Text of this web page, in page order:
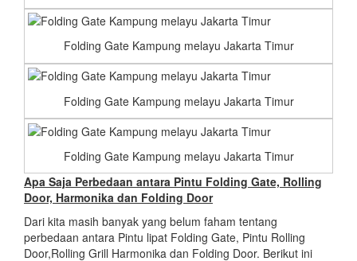
Folding Gate Kampung melayu Jakarta Timur
Folding Gate Kampung melayu Jakarta Timur
Folding Gate Kampung melayu Jakarta Timur
Apa Saja Perbedaan antara Pintu Folding Gate, Rolling
Door, Harmonika dan Folding Door
Dari kita masih banyak yang belum faham tentang
perbedaan antara Pintu lipat Folding Gate, Pintu Rolling
Door,Rolling Grill Harmonika dan Folding Door. Berikut ini